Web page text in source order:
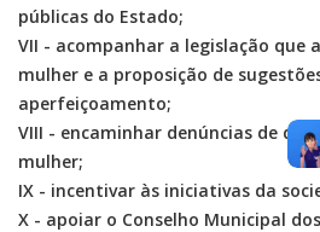
públicas do Estado;
VII - acompanhar a legislação que
mulher e a proposição de
aperfeiçoamento;
VIII - encaminhar denúncias de
mulher;
IX - incentivar às iniciativas da
X - apoiar o Conselho Municipal